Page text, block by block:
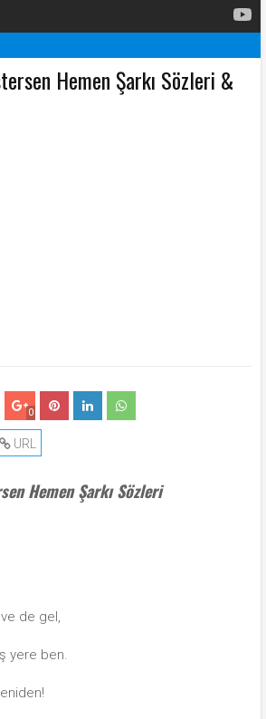
İstersen Hemen Şarkı Sözleri Şarkı Sözleri
Hemen Şarkı Sözleri &
0
URL
Hemen Şarkı Sözleri
de gel,
yere ben.